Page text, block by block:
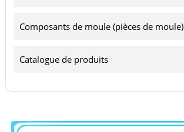
Composants de moule (pièces de moule)
Catalogue de produits